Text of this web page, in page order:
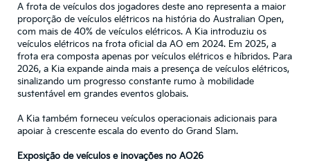
A frota de veículos dos jogadores deste ano representa a maior
proporção de veículos elétricos na história do Australian Open,
com mais de 40% de veículos elétricos. A Kia introduziu os
veículos elétricos na frota oficial da AO em 2024. Em 2025, a
frota era composta apenas por veículos elétricos e híbridos. Para
2026, a Kia expande ainda mais a presença de veículos elétricos,
sinalizando um progresso constante rumo à mobilidade
sustentável em grandes eventos globais.
A Kia também forneceu veículos operacionais adicionais para
apoiar à crescente escala do evento do Grand Slam.
Exposição de veículos e inovações no AO26